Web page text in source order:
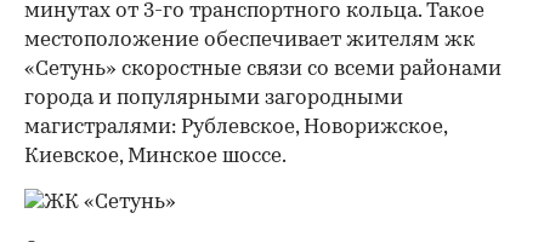
минутах от 3-го транспортного кольца. Такое
местоположение обеспечивает жителям жк
«Сетунь» скоростные связи со всеми районами
города и популярными загородными
магистралями: Рублевское, Новорижское,
Киевское, Минское шоссе.